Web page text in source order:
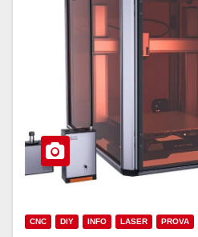
CNC DIY INFO LASER PROVA